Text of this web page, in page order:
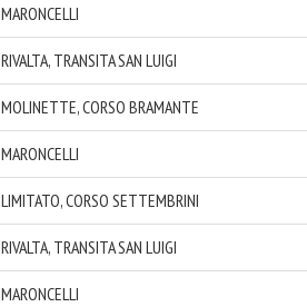
MARONCELLI
RIVALTA, TRANSITA SAN LUIGI
MOLINETTE, CORSO BRAMANTE
MARONCELLI
LIMITATO, CORSO SETTEMBRINI
RIVALTA, TRANSITA SAN LUIGI
MARONCELLI